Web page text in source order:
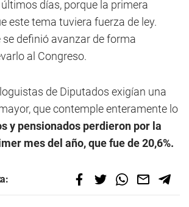
días, porque la primera
este tema tuviera fuerza de ley.
definió avanzar de forma
al Congreso.
de Diputados exigían una
que contemple enteramente lo
y pensionados perdieron por la
mes del año, que fue de 20,6%.